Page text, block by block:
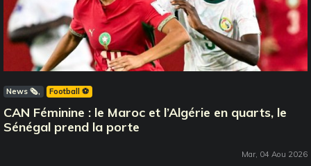
News 🗞️ Football ⚽️
CAN Féminine : le Maroc et l’Algérie en quarts, le
Sénégal prend la porte
Mar, 04 Aou 2026